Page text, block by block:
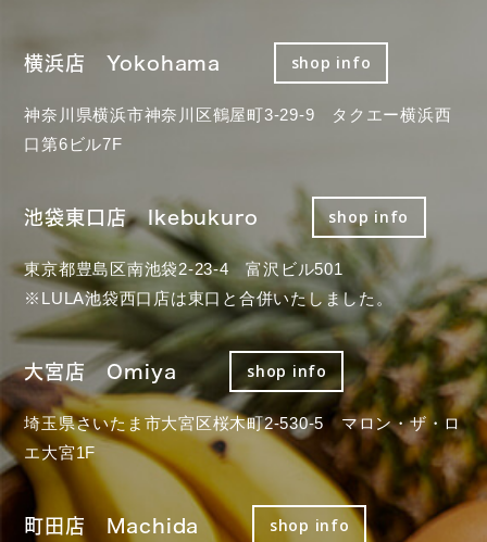
横浜店 Yokohama shop info
神奈川県横浜市神奈川区鶴屋町3-29-9 タクエー横浜西
口第6ビル7F
池袋東口店 Ikebukuro shop info
東京都豊島区南池袋2-23-4 富沢ビル501
※LULA池袋西口店は東口と合併いたしました。
大宮店 Omiya shop info
埼玉県さいたま市大宮区桜木町2-530-5 マロン・ザ・ロ
エ大宮1F
町田店 Machida shop info